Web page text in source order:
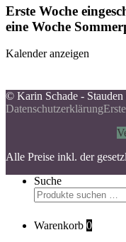
Erste Woche
eine Woche
Kalender anzeigen
© Karin Schade - Stauden
Datenschutzerklärung
Alle Preise inkl. der
Suche
Suchen
nach:
Warenkorb 0